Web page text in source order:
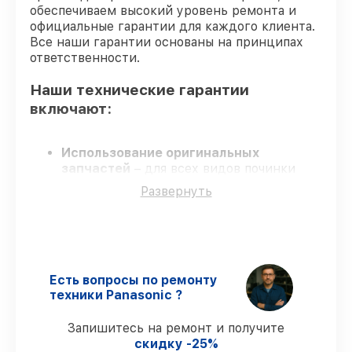
кресла Panasonic
от 2500₽
обеспечиваем высокий уровень ремонта и
официальные гарантии для каждого клиента.
Все наши гарантии основаны на принципах
ответственности.
Наши технические гарантии
включают:
Использование оригинальных
запчастей – для всех видов починки
массажных кресел применяются только
оригинальные запчасти.
гарантируем завершение починки без
задержек.
– официальная
гарантия на все виды работ.
Развернуть
Есть вопросы по ремонту
техники Panasonic ?
Запишитесь на ремонт и получите
скидку -25%